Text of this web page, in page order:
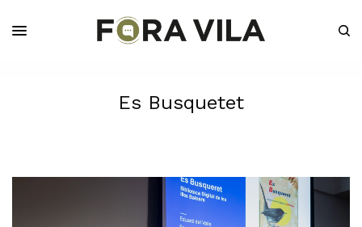
Es Busquetet